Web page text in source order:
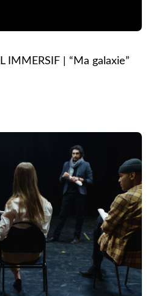
IMMERSIF | “Ma galaxie”